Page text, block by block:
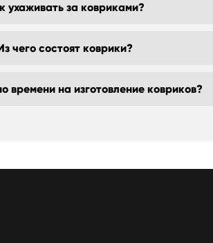
ухаживать за ковриками?
чего состоят коврики?
времени на изготовление ковриков?